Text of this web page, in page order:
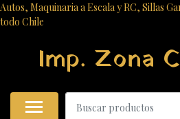
Autos, Maquinaria a Escala y RC, Sillas
todo Chile
Imp. Zona